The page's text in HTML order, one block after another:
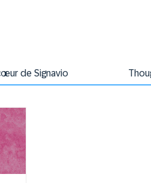
de Signavio